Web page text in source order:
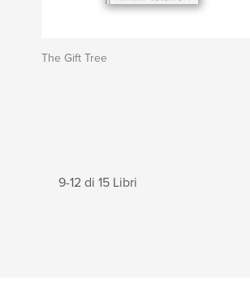
The Gift Tree
9-12 di 15 Libri